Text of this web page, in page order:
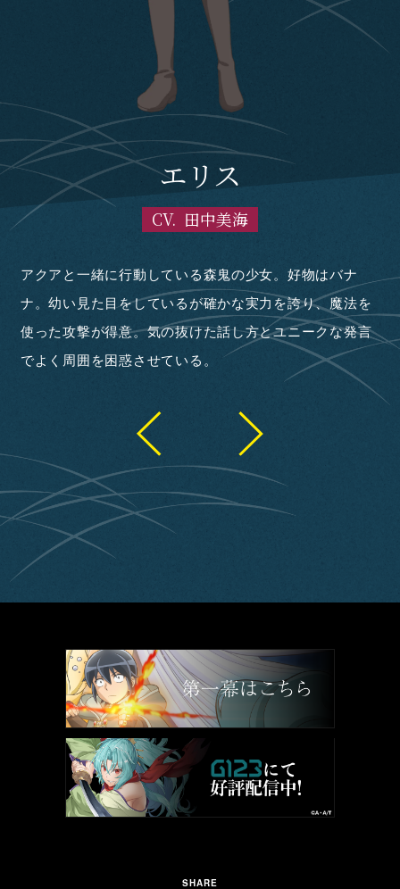
深澄 真
花江夏樹
かつて女神に勇者として異世界へ召喚されるも、顔が美
しくないことを理由にその資格を剥奪された“元勇者”。
現在は冒険者業の傍ら商人としてクズノハ商会を経営し
ている。一見すると平凡な冒険者に見えるが、超人的な
身体能力と計測不能な程の魔力を持っている。異世界で
契約を交わした従者たちに振り回され、日頃から気苦労
深澄 巴
佐倉綾音
真の第一の従者。その正体は霧と幻を操り、さらに人の
記憶を覗き見ることができる上位の竜種・蜃。真と契約
を交わすことで人の姿を得た。大雑把な性格で何事も力
任せに解決しがち。その一方、真が困っている時は的確
なアドバイスを送る冷静な一面も。時代劇をはじめとし
た和風なものを好んでいる。
深澄 澪
鬼頭明里
真の第二の従者にしてその正体は魔獣・災害の黒蜘蛛。
長らく、満たされない飢えと狂気に支配され、あらゆる
ものを喰らっていたが、真と契約を交わしたことで正気
を取り戻し人の姿を得た。真に好意を寄せており、日頃
から積極的にアピールしているが空回りすることもしば
しば。特撮とアニメにハマっている。
深澄 識
津田健次郎
森鬼の村に潜んでいたリッチ。森鬼に憑依して暗躍して
いたが、村を訪れた真に興味を持ったことで、姿を現し
対峙。しかし、圧倒的な実力差で敗北する。その後、巴
の提案で真の第三の従者となり、人の姿を得た。普段は
物腰が柔らかく礼儀正しいが、真に無礼を働く相手に対
しては容赦なく毒を吐く。当時の記憶を無くしているが
エマ
早見沙織
ハイランドオークの女の子。普段は温厚な性格だが怒ら
せると恐い。以前、魔物に襲われていたところを真に助
けられ、その出来事が縁で彼に仕えることに。亜空では
住民たちの指導者的な立場として、領地の開拓と発展に
ベレン
辻 親八
伝説・神話級の武具を作ると言われるエルダードワーフ
族の男性。鍛冶の腕は一族の中でもトップクラス。
日々、クズノハ商会の商品や新たな武具の制作に精を出
し、真たちの活動を支えている。
ライム=ラテ
八代 拓
ツィーゲの元筆頭冒険者。面倒見が良い性格。以前はレ
ンブラント商会に反発し嫌がらせを行っていたが、真た
ちに成敗され改心。レンブラントと和解した現在は冒険
者を引退。巴の提案でクズノハ商会の隠密になるべく修
モンド
大塚明夫
森を護る種族・森鬼の男性。明るく豪快な性格。アクア
とエリスとは師弟の関係。最近まで識に憑依されていた
が、真たちの活躍により解放される。その後、亜空へ移
住し、より強くなるため鍛錬に励んでいる。
アクア
Lynn
森を護る種族・森鬼の少女にして、モンドの弟子の1
人。真面目な性格だが、それ故に森へ侵入した相手を許
せず、容赦なく攻撃を仕掛けることもしばしば。真たち
にも当初は敵意を向けていたが、後に和解。現在はクズ
エリス
田中美海
アクアと一緒に行動している森鬼の少女。好物はバナ
ナ。幼い見た目をしているが確かな実力を誇り、魔法を
使った攻撃が得意。気の抜けた話し方とユニークな発言
でよく周囲を困惑させている。
パトリック=レンブラント
井上和彦
ツィーゲ随一の規模を誇るレンブラント商会の代表。普
段はやり手の商人として厳格な雰囲気を漂わせており、
時と場合によっては非道な手段をとることも。その一方
で家族に対しては非常に甘い。以前、呪病に犯された妻
子を救ってくれた真には感謝しており、息子のような存
在として見守っている。
モリス
佐藤正治
長年、レンブラント家を支える初老の執事。温和な性
格。そつなく仕事をこなし、その仕事ぶりは周囲から高
評価を得ている。実は商会の裏仕事も任されており、若
い頃は敵対者の暗殺や拷問などを実行していた。現在も
冷酷な一面を覗かせることがあり、油断ならない人物。
ソフィア
沢城みゆき
竜殺しの異名を持つヒューマン最強の冒険者。とある目
的のために魔族に加担し、ヒューマンと敵対している。
好戦的な性格。魔術の扱い、剣の腕前、どちらをとって
も最強の名に恥じない圧倒的な実力を持つ。壮絶な戦い
を繰り広げた真のことは、危険視すると同時に興味を持
御剣
斉藤壮馬
ソフィアの従者にして、その正体は上位竜・ランサー。
性格は冷静沈着であり、戦闘中に熱くなりがちな主人を
諫めている。あらゆる場所に刃を作り出したり、自身の
力を込めた剣を生成するなど多彩な能力を持つ。
音無 響
加隈亜衣
勇者として異世界に召喚された女子高校生。多彩な才能
の持ち主。学業と部活動、共に優秀な成績を収めてい
て、さらに容姿端麗と非の打ちどころがない完璧な人
物。そのため、元いた世界では順風満帆な生活を送って
いたが、大した努力をせずに何でも出来てしまう人生に
退屈していた。異世界に降り立つ際、女神からカリスマ
性や狼の姿をした精霊が宿る神器・銀帯を与えられる。
ナバール=ポーラー
小清水亜美
銀髪鬼の異名を持つ凄腕の傭兵。響のパーティーのメン
バー。男勝りな性格。かつて故郷を滅ぼした魔族への復
讐に燃えている。それゆえに戦い以外のことにはほぼ無
関心。響のことは「戦場には似合ぬ花」と評し、認めて
ウーディ=バイラ
村井雄治
異世界の四大国の１つ、リミア王国に仕える魔術師。優
しい性格であり、妻子のことを何よりも大切にしてい
る。強力かつ多彩な魔術を操り、リミアの移動砲台の異
名を持つ。その腕と膨大な知識で、パーティーのリーダ
ベルダ=ノースト=リミア
沢城千春
リミア王国に仕える青年騎士。爽やかな顔立ちをしてお
り、性格は真面目。響のパーティーに王国の推薦で加入
する。パーティーメンバーに詳しいプロフィールを明か
していない謎多き人物。
チヤ=ハヅキ
田村奈央
異世界の四大国唯一の連邦国家・ローレル連邦に住む少
女。国家統一の要と言われる存在の巫女を務めている。
健気な性格。幼いながら強力な魔力と特殊能力を持ち、
回復と支援の魔術の扱いに長けている。その一方、思考
能力はまだまだ低く、抜けや勘違いが多い。
岩橋智樹
新井良平
勇者として異世界に召喚された男子中学生。臆病ながら
真面目な性格。所謂、美少年であり元いた世界では異性
から抜群の人気を誇っていた。一方、男子生徒から妬み
の眼差しを向けられることもしばしば。さらに、周囲と
のコミュニケーションが上手くいかず、窮屈な思いをし
ていた。異世界召喚時、女神から性別を問わず人々を魅
了する魔眼をはじめ、様々な能力を授けられている。
リリ=フロント=グリトニア
中原麻衣
四大国中でも上位の権力を有するグリトニア帝国の第二
皇女。慈愛に満ち溢れた人物として知られ、国民からの
人望は厚い。しかし、それは表の顔であり、本来は自身
の目的のためなら、どんな犠牲も厭わない冷酷な考えの
持ち主。とある理由で女神のことをひどく恨み、復讐を
ギネビア=スレーシャ
渡部紗弓
グリト二ア帝国最高位の騎士・ロイヤルガードを務める
女性。智樹のパーティーのメンバー。凛々しい雰囲気を
漂わせている。真面目な性格で、主への忠誠心は非常に
高い。上位竜・グロントの加護を受けており、鉄壁の防
モーラ
月城亜美
ドラゴンサマナーという竜を使役する能力を持つ少女。
智樹のパーティーのメンバー。幼い見た目をしている
が、巨大なワイバーンを操るなど竜使いとして最高峰の
実力を誇る。かつて魔族が故郷を襲撃した際に家族を失
い、現在はリリに保護され皇城で暮らしている。
ユキナツ=カズサ
笹本菜津枝
グリト二ア帝国で研究者として働く女性。ゴーレムをメ
インに研究している。性格は好奇心旺盛。自身の研究に
没頭するあまりそれ以外のことには興味を示さず、礼節
などの一般常識には疎い。一方、研究者としては優秀
ジン=ロアン
新 祐樹
ロッツガルド中央学園に通う剣士志望の男子学生。広い
視野と高いリーダーシップを持つ。実技を得意としてい
て、攻撃と防御共に高いレベルでこなす。しかし、窮地
に陥ると力任せに突っ込みがち。
アベリア=ホープレイズ
小坂井祐莉絵
グリトニア帝国出身の女子学生。一般家庭の生まれ。こ
れといって得意な分野はないものの、様々な魔術と武器
を平均レベルで扱う器用なタイプ。ロッツガルド中央学
園で出会った識のことが気になっている。
ミスラ=カズパー
菅原慎介
学園都市ロッツガルド出身の男子学生。真面目な性格。
自身に主体性がないことを気にしている。座学の成績は
優秀。実技では防御と支援魔術に重きを置いているが、
時に強烈な一撃を繰り出すことも。
イズモ=イクサベ
橘 龍丸
ローレル連邦出身の男子学生。詠唱言語を研究し、将来
は術師を志望している。複雑な術を扱うことができる
が、体力がないため、実戦には不向きなタイプ。故郷に
何人もの許嫁がいる。
ダエナ=セブルス
山口智広
ロッツガルド中央学園に通う既婚の男子学生。普段はヘ
ラヘラしているが成績は優秀。非常に要領がよく、課さ
れた問題の解決策を即座に導き出すことができる。
シフ=レンブラント
花守ゆみり
レンブラント家の長女。最近まで重い呪病に侵されてい
たが、真の尽力により回復。その後、休学していたロッ
ツガルド中央学園へ再び通い始める。休学前は持ち前の
器量の良さと高い社交性を悪用し、学園内では問題児と
して知られている。土の精霊術と火の魔術の扱いが得
ユーノ=レンブラント
稗田寧々
レンブラント家の次女。シフや母親と同じ呪病に侵され
ていたが、無事に回復。その後、再びロッツガルド中央
学園へ通い始める。休学前はシフと共に問題児として知
られていた。闘病中に醜い姿になった経験から、他人の
イルムガンド=ホープレイズ
伊東健人
リミア王国の貴族・ホープレイズ家の次男。響に憧れて
いて、いつか勇者の力になるべくロッツガルド中央学園
で鍛錬に励んでいる。とある一件で真と衝突し、彼に対
抗意識を燃やしている。
エヴァ
井澤詩織
ロッツガルド中央学園の図書館で司書として働く女性。
ルリアの姉。とある一件で規格外の実力を発揮した真に
興味を持つ。
ルリア
広瀬ゆうき
ロッツガルドにある料理屋・ゴテツ亭で働く少女。ロッ
ツガルド中央学園の生徒たちに絡まれていたところを真
たちに助けられる。
ロナ
藤井ゆきよ
魔族の軍を率いる魔将の1人。妖艶な雰囲気を漂わせて
いる。性格は狡猾かつ非道。氷の魔術を操る。戦闘より
も諜報と工作活動が得意。それらを駆使して様々な場所
で暗躍している。
イオ
楠 大典
魔族の軍を率いるスキンヘッドの男性。2対4本の腕と筋
骨隆々な肉体を持つ。単純な戦闘力では魔族最強の実力
を持ち、数多くの戦士たちを葬ってきた。ヒューマンた
ちの傲慢さを嫌っている。しかし、ひとたび実力を認め
れば、例え相手がヒューマンであっても敬意を払ってい
ルト
松岡禎丞
女神と同じ“金色の魔力”を持つ最上位の竜。万色の二つ
名を持つ。冒険者ギルド創設者にして初代マスターでも
あり、さらに現ギルドマスター・ファルスとしての顔も
持つ。現在は男の姿をしているが、約300年前は女性の
SHARE